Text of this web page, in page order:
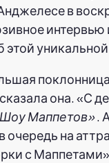
в
интервью
этой
она. «С
Маппетов».
очередь на
с